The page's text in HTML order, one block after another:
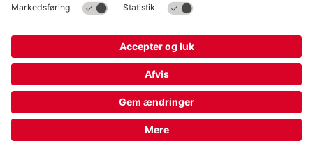
Cookieindstillinger
Operations Denmark A/S